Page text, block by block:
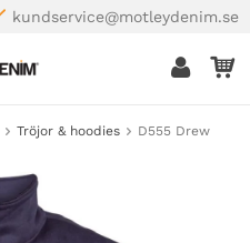
kundservice@motleydenim.se
Tröjor & hoodies D555 Drew